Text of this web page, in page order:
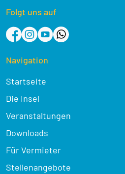
Folgt uns auf
Navigation
Startseite
Die Insel
Veranstaltungen
Downloads
Für Vermieter
Stellenangebote